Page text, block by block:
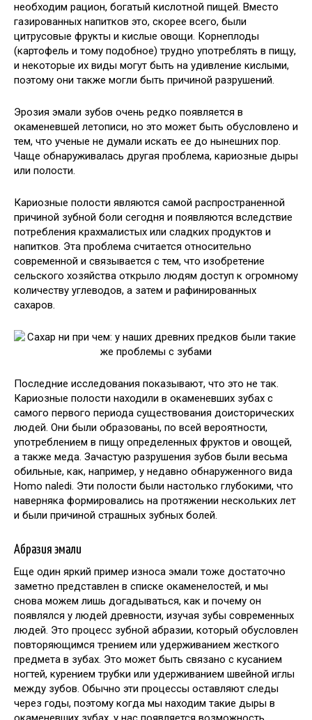
необходим рацион, богатый кислотной пищей. Вместо
газированных напитков это, скорее всего, были
цитрусовые фрукты и кислые овощи. Корнеплоды
(картофель и тому подобное) трудно употреблять в пищу,
и некоторые их виды могут быть на удивление кислыми,
поэтому они также могли быть причиной разрушений.
Эрозия эмали зубов очень редко появляется в
окаменевшей летописи, но это может быть обусловлено и
тем, что ученые не думали искать ее до нынешних пор.
Чаще обнаруживалась другая проблема, кариозные дыры
или полости.
Кариозные полости являются самой распространенной
причиной зубной боли сегодня и появляются вследствие
потребления крахмалистых или сладких продуктов и
напитков. Эта проблема считается относительно
современной и связывается с тем, что изобретение
сельского хозяйства открыло людям доступ к огромному
количеству углеводов, а затем и рафинированных
сахаров.
Последние исследования показывают, что это не так.
Кариозные полости находили в окаменевших зубах с
самого первого периода существования доисторических
людей. Они были образованы, по всей вероятности,
употреблением в пищу определенных фруктов и овощей,
а также меда. Зачастую разрушения зубов были весьма
обильные, как, например, у недавно обнаруженного вида
Homo naledi. Эти полости были настолько глубокими, что
наверняка формировались на протяжении нескольких лет
и были причиной страшных зубных болей.
Абразия эмали
Еще один яркий пример износа эмали тоже достаточно
заметно представлен в списке окаменелостей, и мы
снова можем лишь догадываться, как и почему он
появлялся у людей древности, изучая зубы современных
людей. Это процесс зубной абразии, который обусловлен
повторяющимся трением или удерживанием жесткого
предмета в зубах. Это может быть связано с кусанием
ногтей, курением трубки или удерживанием швейной иглы
между зубов. Обычно эти процессы оставляют следы
через годы, поэтому когда мы находим такие дыры в